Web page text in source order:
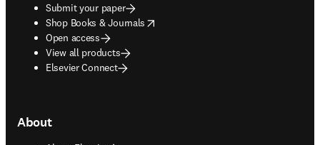
Submit your paper
Shop Books & Journals
opens in new tab/window
Open access
View all products
Elsevier Connect
About